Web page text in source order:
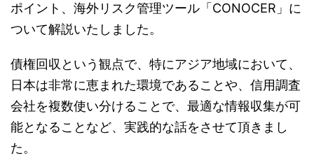
ポイント、海外リスク管理ツール「CONOCER」に
ついて解説いたしました。
債権回収という観点で、特にアジア地域において、
日本は非常に恵まれた環境であることや、信用調査
会社を複数使い分けることで、最適な情報収集が可
能となることなど、実践的な話をさせて頂きまし
た。